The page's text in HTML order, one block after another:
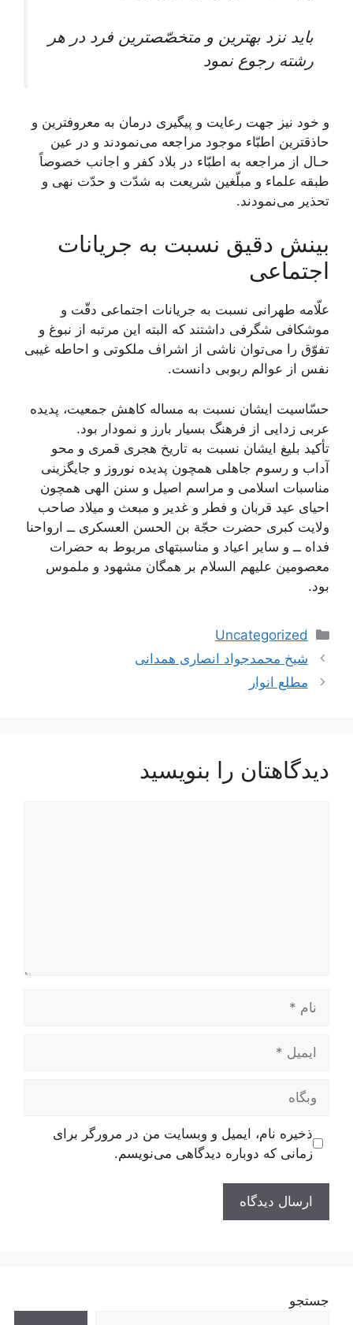
بايد نزد بهترين و متخصّص‏ترين فرد در هر
رشته رجوع نمود
و خود نيز جهت رعايت و پيگيرى درمان به معروف‏ترين و
حاذق‏ترين اطبّاء موجود مراجعه می‌نمودند و در عين
حـال از مراجعه به اطبّاء در بلاد كفر و اجانب خصوصاً
طبقه علماء و مبلّغين شريعت به شدّت و حدّت نهى و
تحذير می‌‏نمودند.
بینش دقیق نسبت به جریانات
اجتماعی
علّامه طهرانى نسبت به جريانات اجتماعى دقّت و
موشكافى شگرفى داشتند كه البته اين مرتبه از نبوغ و
تفوّق را می‌توان ناشى از اشراف ملكوتى و احاطه غيبى
نفس از عوالم ربوبى دانست.
حسّاسيت ايشان نسبت به مساله کاهش جمعیت، پديده
عربى زدايى از فرهنگ بسيار بارز و نمودار بود.
تأكيد بليغ ايشان نسبت به تاريخ هجرى قمرى و محو
آداب و رسوم جاهلى همچون پديده نوروز و جايگزينى
مناسبات اسلامى و مراسم اصيل و سنن الهى همچون
احياى عيد قربان و فطر و غدير و مبعث و ميلاد صاحب
ولايت كبرى حضرت حجّة بن الحسن العسكرى ــ ارواحنا
فداه ــ و ساير اعياد و مناسبت‏هاى مربوط به حضرات
معصومين علیهم السلام بر همگان مشهود و ملموس
بود.
دسته‌ها
Uncategorized
ناوبری
نوشته‌ها
شیخ محمدجواد انصاری همدانی
مطلع انوار
دیدگاهتان را بنویسید
وبگاه
ذخیره نام، ایمیل و وبسایت من در مرورگر برای
زمانی که دوباره دیدگاهی می‌نویسم.
جستجو